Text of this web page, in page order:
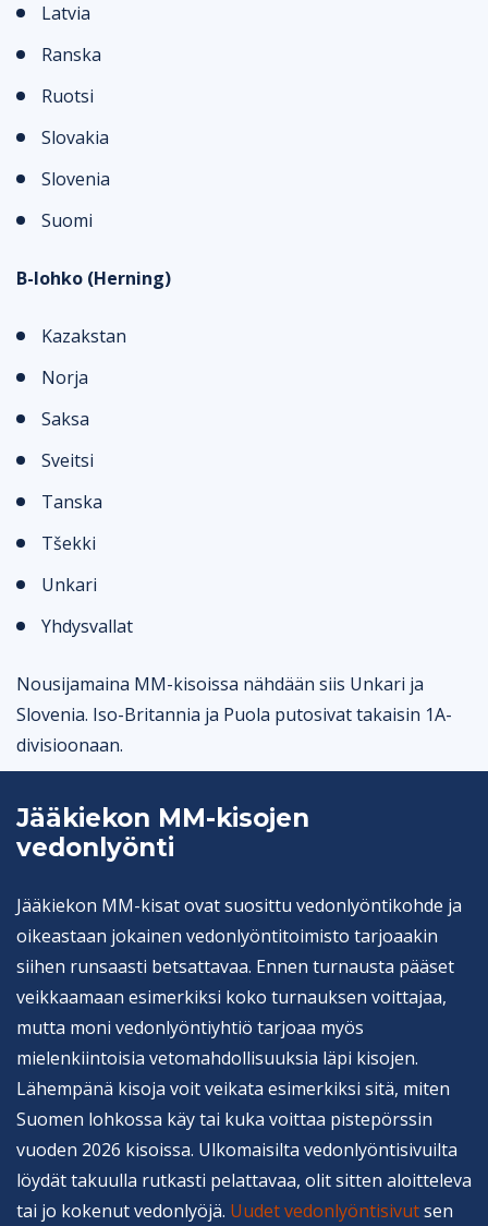
Latvia
Ranska
Ruotsi
Slovakia
Slovenia
Suomi
B-lohko (Herning)
Kazakstan
Norja
Saksa
Sveitsi
Tanska
Tšekki
Unkari
Yhdysvallat
Nousijamaina MM-kisoissa nähdään siis Unkari ja
Slovenia. Iso-Britannia ja Puola putosivat takaisin 1A-
divisioonaan.
Jääkiekon MM-kisojen
vedonlyönti
Jääkiekon MM-kisat ovat suosittu vedonlyöntikohde ja
oikeastaan jokainen vedonlyöntitoimisto tarjoaakin
siihen runsaasti betsattavaa. Ennen turnausta pääset
veikkaamaan esimerkiksi koko turnauksen voittajaa,
mutta moni vedonlyöntiyhtiö tarjoaa myös
mielenkiintoisia vetomahdollisuuksia läpi kisojen.
Lähempänä kisoja voit veikata esimerkiksi sitä, miten
Suomen lohkossa käy tai kuka voittaa pistepörssin
vuoden 2026 kisoissa. Ulkomaisilta vedonlyöntisivuilta
löydät takuulla rutkasti pelattavaa, olit sitten aloitteleva
tai jo kokenut vedonlyöjä. Uudet vedonlyöntisivutsen